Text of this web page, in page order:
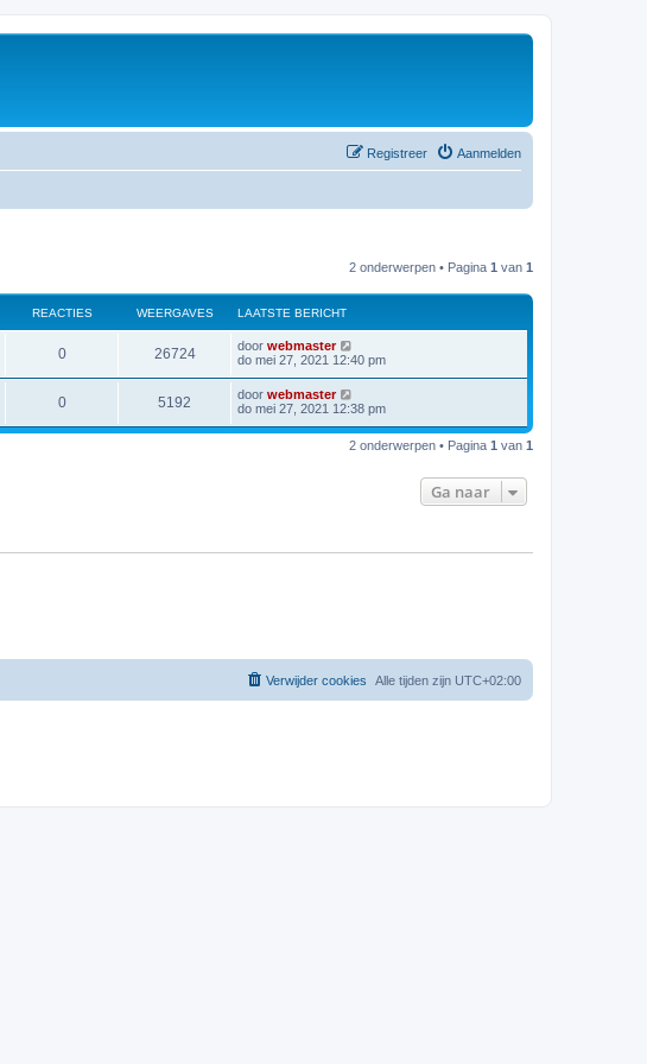
Aanmelden
Registreer
2 onderwerpen • Pagina 1 van 1
REACTIES WEERGAVES LAATSTE BERICHT
0 26724 door webmaster
do mei 27, 2021 12:40 pm
0 5192 door webmaster
do mei 27, 2021 12:38 pm
2 onderwerpen • Pagina 1 van 1
Ga naar
Alle tijden zijn UTC+02:00
Verwijder cookies